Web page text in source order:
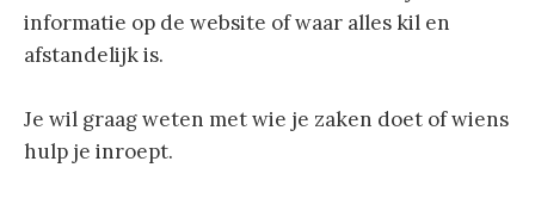
informatie op de website of waar alles kil en
afstandelijk is.
Je wil graag weten met wie je zaken doet of wiens
hulp je inroept.